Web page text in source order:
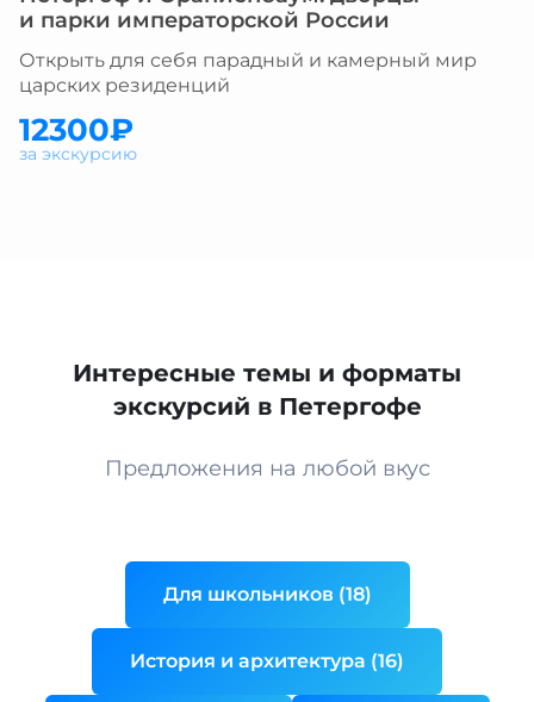
и парки императорской России
Открыть для себя парадный и камерный мир
царских резиденций
12300₽
за экскурсию
Интересные темы и форматы
экскурсий в Петергофе
Предложения на любой вкус
Для школьников (18)
История и архитектура (16)